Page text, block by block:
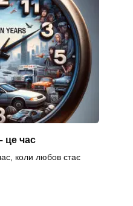
це час
коли любов стає